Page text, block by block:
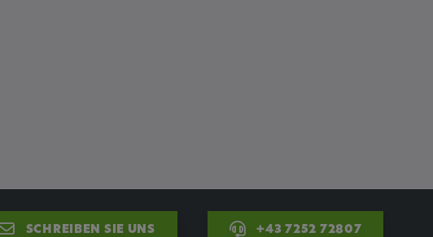
SCHREIBEN SIE UNS +43 7252 72807